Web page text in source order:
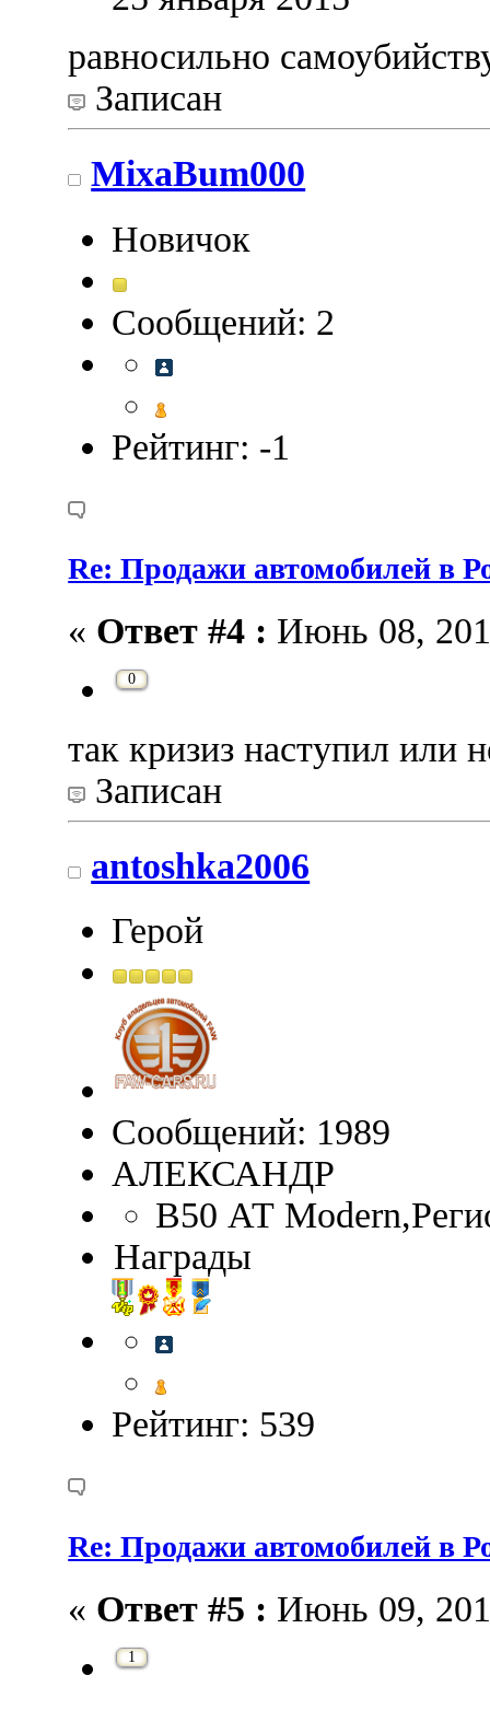
равносильно
Записан
MixaBum000
Новичок
Сообщений: 2
Рейтинг: -1
Re: Продажи автомобилей в
« Ответ #4 : Июнь 08,
0
так кризиз наступил или
Записан
antoshka2006
Герой
Сообщений: 1989
АЛЕКСАНДР
B50 АТ
Награды
Рейтинг: 539
Re: Продажи автомобилей в
« Ответ #5 : Июнь 09,
1